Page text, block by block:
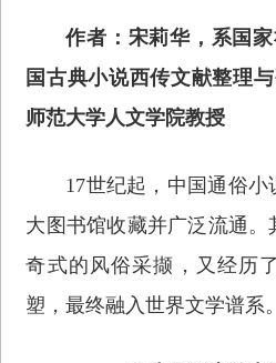
作者：宋莉华，系国
国古典小说西传文献整理
师范大学人文学院教授
17世纪起，中国通俗
大图书馆收藏并广泛流通
奇式的风俗采撷，又经历
塑，最终融入世界文学谱系。